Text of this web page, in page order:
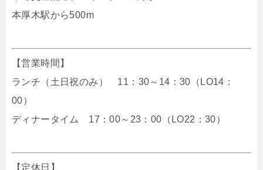
本厚木駅から500m
【営業時間】
ランチ（土日祝のみ） 11：30～14：30（LO14：
00）
ディナータイム 17：00～23：00（LO22：30）
【定休日】